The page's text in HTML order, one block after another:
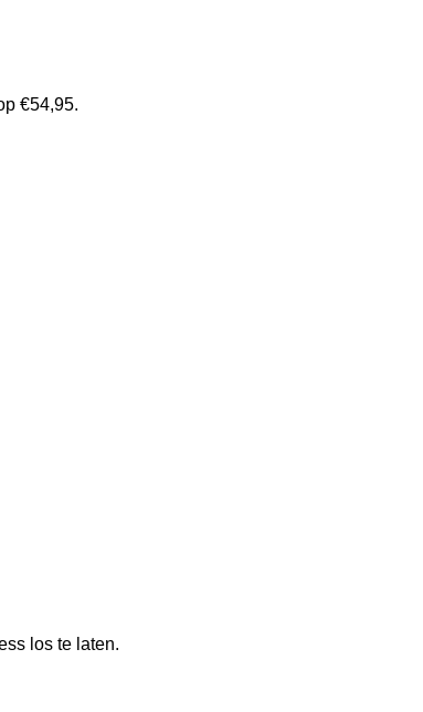
€54,95.
los te laten.